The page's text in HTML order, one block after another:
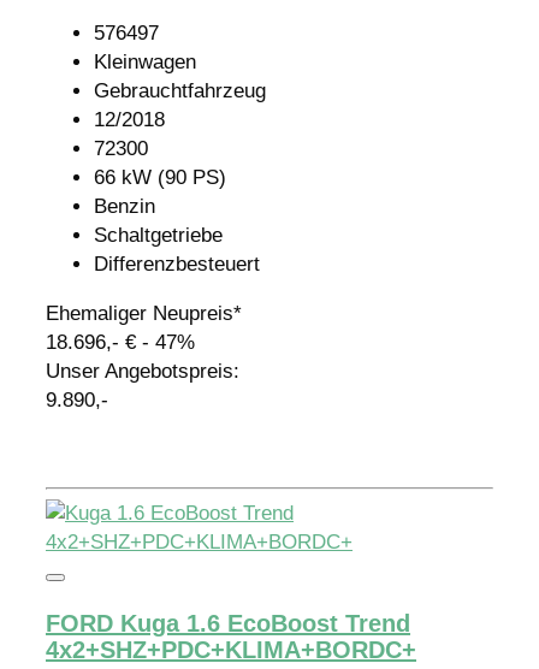
576497
Kleinwagen
Gebrauchtfahrzeug
12/2018
72300
66 kW (90 PS)
Benzin
Schaltgetriebe
Differenzbesteuert
Ehemaliger Neupreis*
18.696,- € - 47%
Unser Angebotspreis:
9.890,-
FORD Kuga 1.6 EcoBoost Trend
4x2+SHZ+PDC+KLIMA+BORDC+